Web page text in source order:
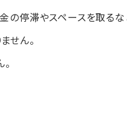
の停滞やスペースを取る
せん。